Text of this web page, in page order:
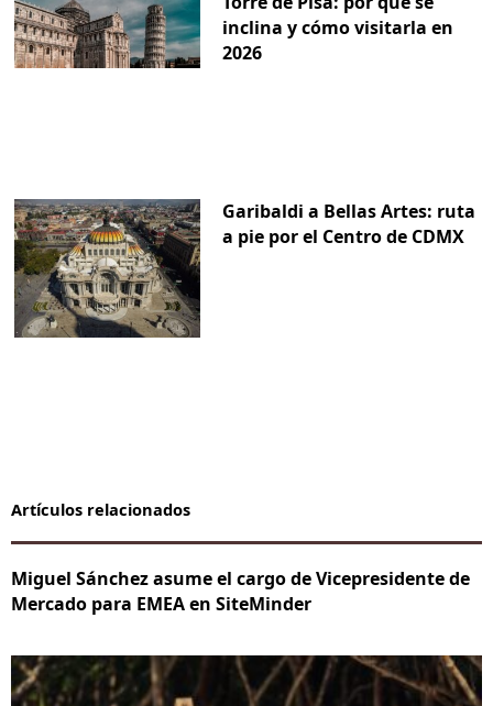
inclina y cómo visitarla en
2026
Garibaldi a Bellas Artes: ruta
a pie por el Centro de CDMX
Artículos relacionados
Miguel Sánchez asume el cargo de Vicepresidente de
Mercado para EMEA en SiteMinder